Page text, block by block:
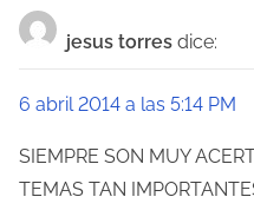
a
c
i
ó
jesus torres dice:
6 abril 2014 a las 5:14 PM
SIEMPRE SON MUY
TEMAS TAN